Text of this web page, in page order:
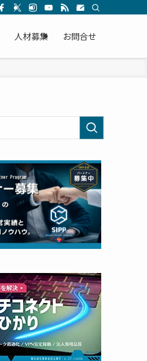
人材募集 お問合せ